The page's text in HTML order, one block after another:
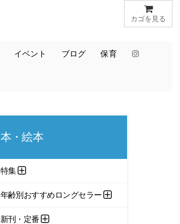
カゴを見る
イベント ブログ 保育
本・絵本
特集
年齢別おすすめロングセラー
新刊・定番